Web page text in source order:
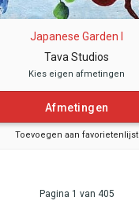
Japanese Garden I
Tava Studios
Kies eigen afmetingen
Afmetingen
Toevoegen aan favorietenlijst
Pagina 1 van 405